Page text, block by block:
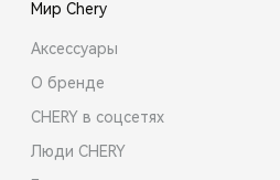
Мир Chery
Аксессуары
О бренде
CHERY в соцсетях
Люди CHERY